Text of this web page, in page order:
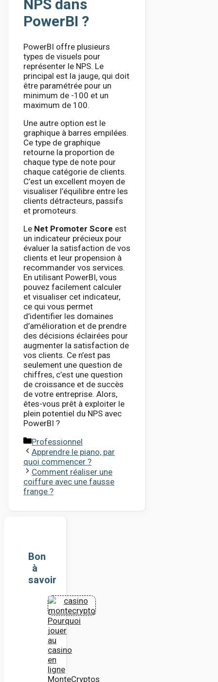
NPS dans
PowerBI ?
PowerBI offre plusieurs
types de visuels pour
représenter le NPS. Le
principal est la jauge, qui doit
être paramétrée pour un
minimum de -100 et un
maximum de 100.
Une autre option est le
graphique à barres empilées.
Ce type de graphique
retourne la proportion de
chaque type de note pour
chaque catégorie de clients.
C’est un excellent moyen de
visualiser l’équilibre entre les
clients détracteurs, passifs
et promoteurs.
Le Net Promoter Score est
un indicateur précieux pour
évaluer la satisfaction de vos
clients et leur propension à
recommander vos services.
En utilisant PowerBI, vous
pouvez facilement calculer
et visualiser cet indicateur,
ce qui vous permet
d’identifier les domaines
d’amélioration et de prendre
des décisions éclairées pour
augmenter la satisfaction de
vos clients. Ce n’est pas
seulement une question de
chiffres, c’est une question
de croissance et de succès
de votre entreprise. Alors,
êtes-vous prêt à exploiter le
plein potentiel du NPS avec
PowerBI ?
Catégories
Professionnel
Apprendre le piano, par
quoi commencer ?
Comment réaliser une
coiffure avec une fausse
frange ?
Bon
à
savoir
Pourquoi
jouer
au
casino
en
ligne
MonteCryptos